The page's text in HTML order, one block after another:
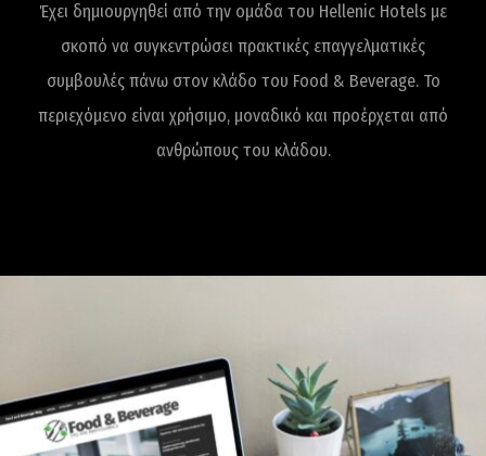
Έχει δημιουργηθεί από την ομάδα του Hellenic Hotels με
σκοπό να συγκεντρώσει πρακτικές επαγγελματικές
συμβουλές πάνω στον κλάδο του Food & Beverage. Το
περιεχόμενο είναι χρήσιμο, μοναδικό και προέρχεται από
ανθρώπους του κλάδου.